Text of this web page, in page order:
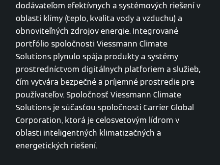
dodávateľom efektívnych a systémových riešení v
oblasti klímy (teplo, kvalita vody a vzduchu) a
obnoviteľných zdrojov energie. Integrované
portfólio spoločnosti Viessmann Climate
Solutions plynulo spája produkty a systémy
prostredníctvom digitálnych platforiem a služieb,
čím vytvára bezpečné a príjemné prostredie pre
používateľov. Spoločnosť Viessmann Climate
Solutions je súčasťou spoločnosti Carrier Global
Corporation, ktorá je celosvetovým lídrom v
oblasti inteligentných klimatizačných a
energetických riešení.